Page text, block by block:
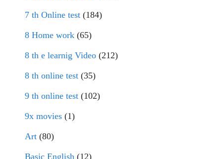
7 th Online test (184)
8 Home work (65)
8 th e learnig Video (212)
8 th online test (35)
9 th online test (102)
9x movies (1)
Art (80)
Basic English (12)